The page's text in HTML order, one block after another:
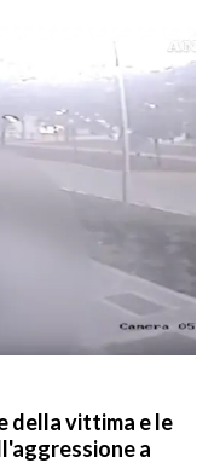
della vittima e le
a